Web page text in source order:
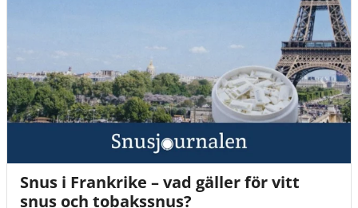
Snus i Frankrike – vad gäller för vitt
snus och tobakssnus?